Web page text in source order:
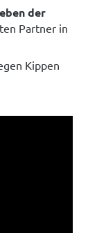
der
Partner in
Kippen